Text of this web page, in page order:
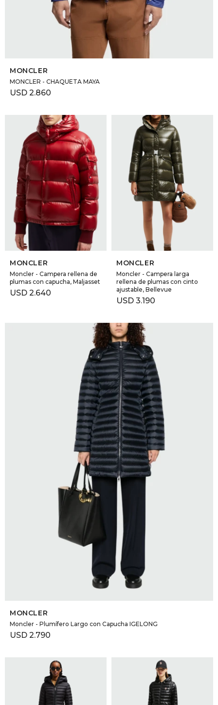
SELECCIONAR TALLE
MONCLER
MONCLER - CHAQUETA MAYA
USD 2.860
SELECCIONAR TALLE
MONCLER
Moncler - Campera rellena de
plumas con capucha, Maljasset
USD 2.640
SELECCIONAR TALLE
MONCLER
Moncler - Campera larga
rellena de plumas con cinto
ajustable, Bellevue
USD 3.190
MONCLER
Moncler - Plumífero Largo con Capucha IGELONG
USD 2.790